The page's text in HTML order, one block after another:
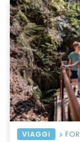
VIAGGI